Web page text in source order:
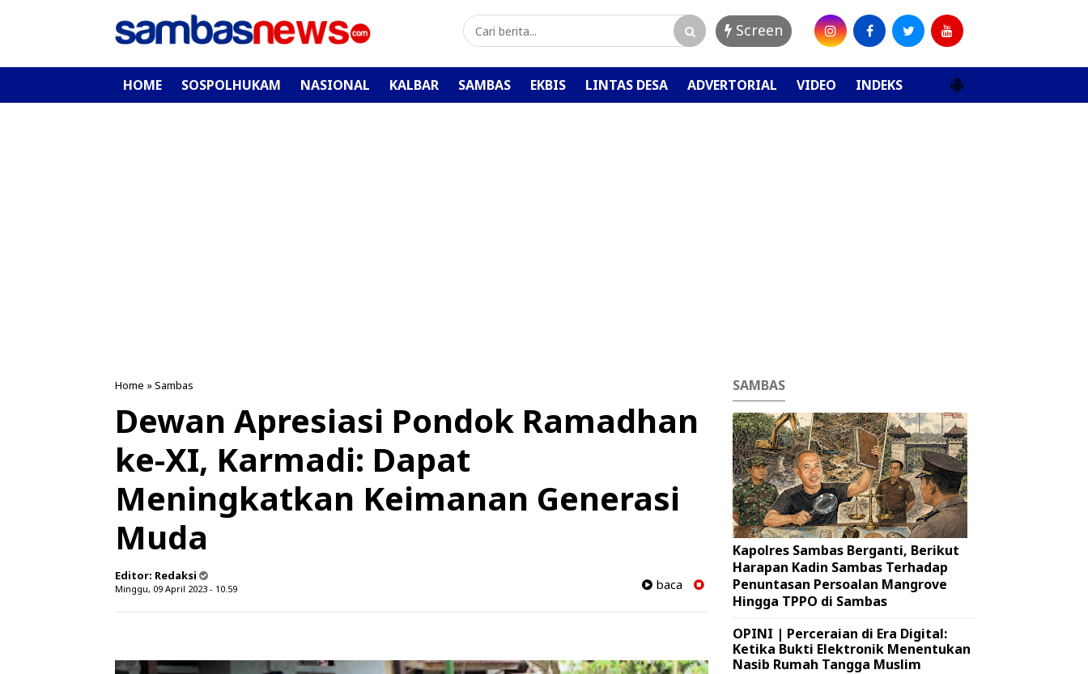
Screen
HOME SOSPOLHUKAM NASIONAL KALBAR SAMBAS EKBIS LINTAS DESA ADVERTORIAL VIDEO INDEKS
Home »Sambas
Dewan Apresiasi Pondok Ramadhan
ke-XI, Karmadi: Dapat
Meningkatkan Keimanan Generasi
Muda
Editor: Redaksi
Minggu, 09 April 2023 - 10.59 baca
SAMBAS
Kapolres Sambas Berganti, Berikut
Harapan Kadin Sambas Terhadap
Penuntasan Persoalan Mangrove
Hingga TPPO di Sambas
OPINI | Perceraian di Era Digital:
Ketika Bukti Elektronik Menentukan
Nasib Rumah Tangga Muslim